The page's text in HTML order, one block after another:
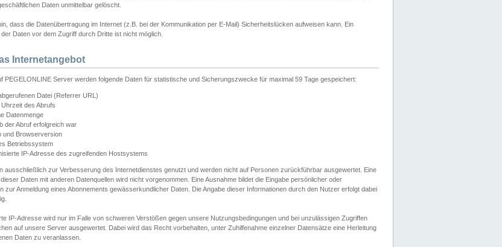
Daten unmittelbar gelöscht.
dass die Datenübertragung im Internet (z.B. bei der Kommunikation per E-Mail) Sicherheitslücken aufweisen kann. Ein
Daten vor dem Zugriff durch Dritte ist nicht möglich.
Internetangebot
PEGELONLINE Server werden folgende Daten für statistische und Sicherungszwecke für maximal 59 Tage gespeichert:
Datei (Referrer URL)
des Abrufs
Datenmenge
der Abruf erfolgreich war
und Browserversion
Betriebssystem
IP-Adresse des zugreifenden Hostsystems
ausschließlich zur Verbesserung des Internetdienstes genutzt und werden nicht auf Personen zurückführbar ausgewertet. Eine
Daten mit anderen Datenquellen wird nicht vorgenommen. Eine Ausnahme bildet die Eingabe persönlicher oder
zur Anmeldung eines Abonnements gewässerkundlicher Daten. Die Angabe dieser Informationen durch den Nutzer erfolgt dabei
IP-Adresse wird nur im Falle von schweren Verstößen gegen unsere Nutzungsbedingungen und bei unzulässigen Zugriffen
auf unsere Server ausgewertet. Dabei wird das Recht vorbehalten, unter Zuhilfenahme einzelner Datensätze eine Herleitung
Daten zu veranlassen.